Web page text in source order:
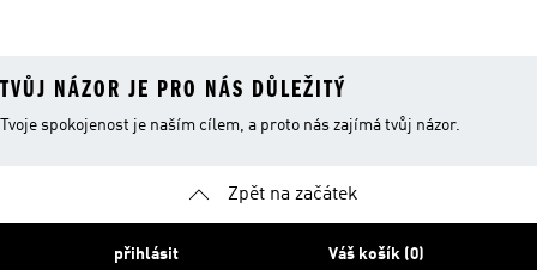
TVŮJ NÁZOR JE PRO NÁS DŮLEŽITÝ
Tvoje spokojenost je naším cílem, a proto nás zajímá tvůj názor.
Zpět na začátek
přihlásit Váš košík (0)